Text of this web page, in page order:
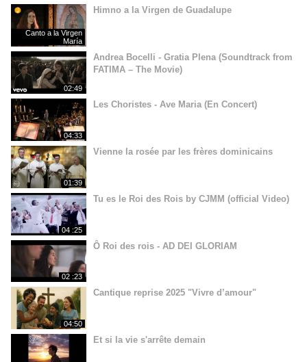
Canto a la Virgen
María
Himno a la Virgen de Guadalupe
02:49
Andrea Bocelli - Gratia Plena (Soundtrack from
FATIMA – The Movie)
04:33
Les Choristes - Ave Maria (En Concert)
01:39
Vienne la rosée par les frères dominicains
04 :25
Tu es le Roi des Rois by CJMM (official Video)
02 :23
Ô Roi des rois - AD DEI GLORIAM
04:50
Cantique reprise 2025 "Vivre d’amour"
Et si la vie s'arrête demain